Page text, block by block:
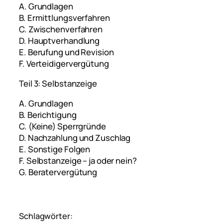
A. Grundlagen
B. Ermittlungsverfahren
C. Zwischenverfahren
D. Hauptverhandlung
E. Berufung und Revision
F. Verteidigervergütung
Teil 3: Selbstanzeige
A. Grundlagen
B. Berichtigung
C. (Keine) Sperrgründe
D. Nachzahlung und Zuschlag
E. Sonstige Folgen
F. Selbstanzeige – ja oder nein?
G. Beratervergütung
Schlagwörter: